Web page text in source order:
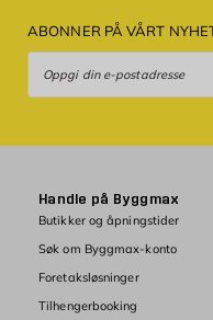
ABONNER PÅ VÅRT
Handle på Byggmax
Butikker og åpningstider
Søk om Byggmax-konto
Foretaksløsninger
Tilhengerbooking